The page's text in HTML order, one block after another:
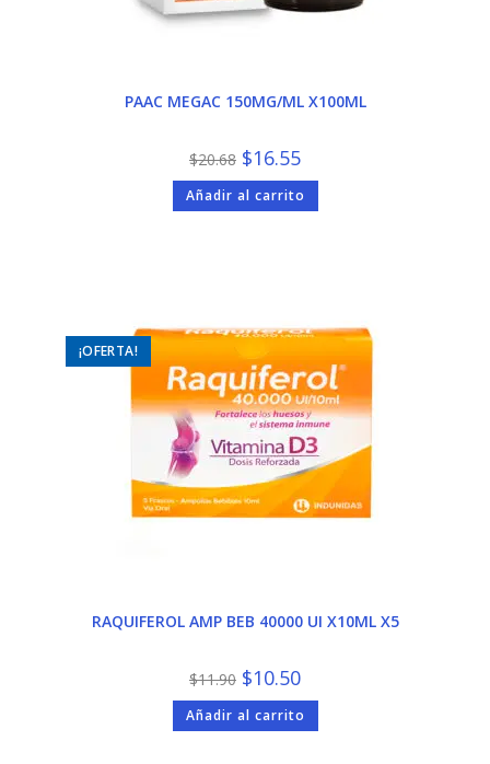
PAAC MEGAC 150MG/ML X100ML
$20.68 El
precio
original
era:
$20.68.
$16.55precio
actual
es:
$16.55.
Añadir al carrito
¡OFERTA!
RAQUIFEROL AMP BEB 40000 UI X10ML X5
$11.90 El
precio
original
era:
$11.90.
$10.50El
actual
es:
$10.50.
Añadir al carrito